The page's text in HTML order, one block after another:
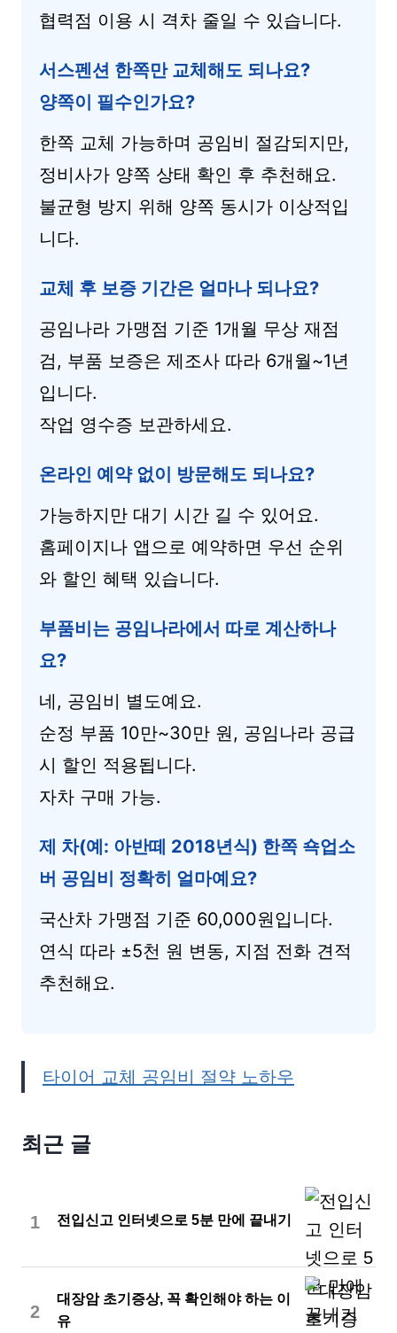
협력점 이용 시 격차 줄일 수 있습니다.
서스펜션 한쪽만 교체해도 되나요?
양쪽이 필수인가요?
한쪽 교체 가능하며 공임비 절감되지만,
정비사가 양쪽 상태 확인 후 추천해요.
불균형 방지 위해 양쪽 동시가 이상적입
니다.
교체 후 보증 기간은 얼마나 되나요?
공임나라 가맹점 기준 1개월 무상 재점
검, 부품 보증은 제조사 따라 6개월~1년
입니다.
작업 영수증 보관하세요.
온라인 예약 없이 방문해도 되나요?
가능하지만 대기 시간 길 수 있어요.
홈페이지나 앱으로 예약하면 우선 순위
와 할인 혜택 있습니다.
부품비는 공임나라에서 따로 계산하나
요?
네, 공임비 별도예요.
순정 부품 10만~30만 원, 공임나라 공급
시 할인 적용됩니다.
자차 구매 가능.
제 차(예: 아반떼 2018년식) 한쪽 쇽업소
버 공임비 정확히 얼마예요?
국산차 가맹점 기준 60,000원입니다.
연식 따라 ±5천 원 변동, 지점 전화 견적
추천해요.
타이어 교체 공임비 절약 노하우
최근 글
1 전입신고 인터넷으로 5분 만에 끝내기
2
대장암 초기증상, 꼭 확인해야 하는 이
유